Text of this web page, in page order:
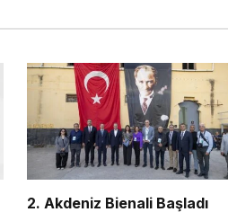
2. Akdeniz Bienali Başladı